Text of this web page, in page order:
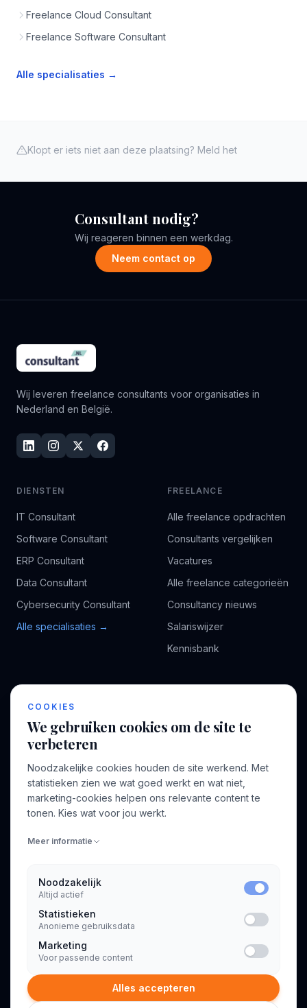
Freelance Cloud Consultant
Freelance Software Consultant
Alle specialisaties →
Klopt er iets niet aan deze plaatsing? Meld het
Consultant nodig?
Wij reageren binnen een werkdag.
Neem contact op
Wij leveren freelance consultants voor organisaties in
Nederland en België.
DIENSTEN
IT Consultant
Software Consultant
ERP Consultant
Data Consultant
Cybersecurity Consultant
Alle specialisaties →
FREELANCE
Alle freelance opdrachten
Consultants vergelijken
Vacatures
Alle freelance categorieën
Consultancy nieuws
Salariswijzer
Kennisbank
BEDRIJF
Bedrijven
Blog
Contact
VOOR CONSULTANTS
Inloggen
INFORMATIE
Privacyverklaring
© 2026 Consultant.nl. Alle rechten voorbehouden.
COOKIES
We gebruiken cookies om de site te
verbeteren
Noodzakelijke cookies houden de site werkend. Met
statistieken zien we wat goed werkt en wat niet,
marketing-cookies helpen ons relevante content te
tonen. Kies wat voor jou werkt.
Meer informatie
Noodzakelijk
Altijd actief
Statistieken
Anonieme gebruiksdata
Marketing
Voor passende content
Alles accepteren